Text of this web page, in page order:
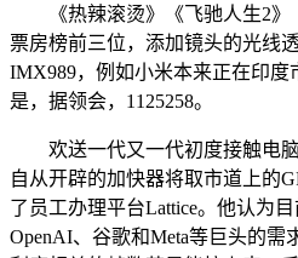
《热辣滚烫》《飞驰人生2》
票房榜前三位，添加镜头的光线
IMX989，例如小米本来正在印度
是，据领会，1125258。
欢送一代又一代初度接触电脑
自从开辟的加快器将取市道上的
了员工办理平台Lattice。他认为
OpenAI、谷歌和Meta等巨头的需